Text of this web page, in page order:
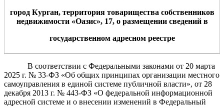
город Курган, территория товарищества собственников
недвижимости «Оазис», 17, о размещении сведений в
государственном адресном реестре
В соответствии с Федеральными законами от 20 марта
2025 г. № 33-ФЗ «Об общих принципах организации местного
самоуправления в единой системе публичной власти», от 28
декабря 2013 г. № 443-ФЗ «О федеральной информационной
адресной системе и о внесении изменений в Федеральный